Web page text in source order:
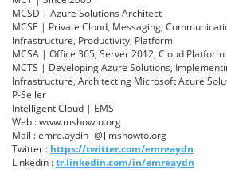
MCSD | Azure Solutions Architect
MCSE | Private Cloud, Messaging,
Infrastructure, Productivity, Platform
MCSA | Office 365, Server 2012, Cloud Platform
MCTS | Developing Azure Solutions,
Infrastructure, Architecting Microsoft Azure
P-Seller
Intelligent Cloud | EMS
Web : www.mshowto.org
Mail : emre.aydin [@] mshowto.org
Twitter : https://twitter.com/emreaydn
Linkedin :tr.linkedin.com/in/emreaydn